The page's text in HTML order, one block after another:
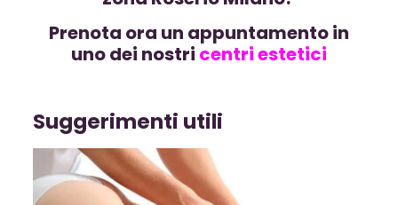
Prenota ora un appuntamento in
uno dei nostri centri estetici
Suggerimenti utili